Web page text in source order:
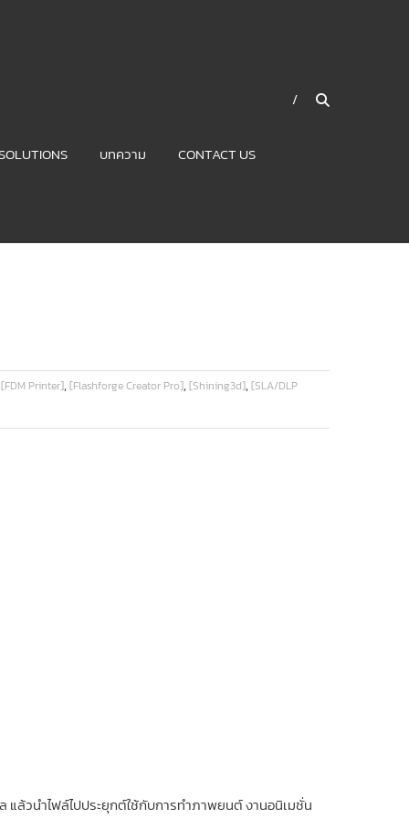
บทความ CONTACT US
[FDM Printer],[Flashforge Creator Pro],[Shining3d],[SLA/DLP
แล้วนำไฟล์ไปประยุกต์ใช้กับการทำภาพยนต์ งานอนิเมชั่น